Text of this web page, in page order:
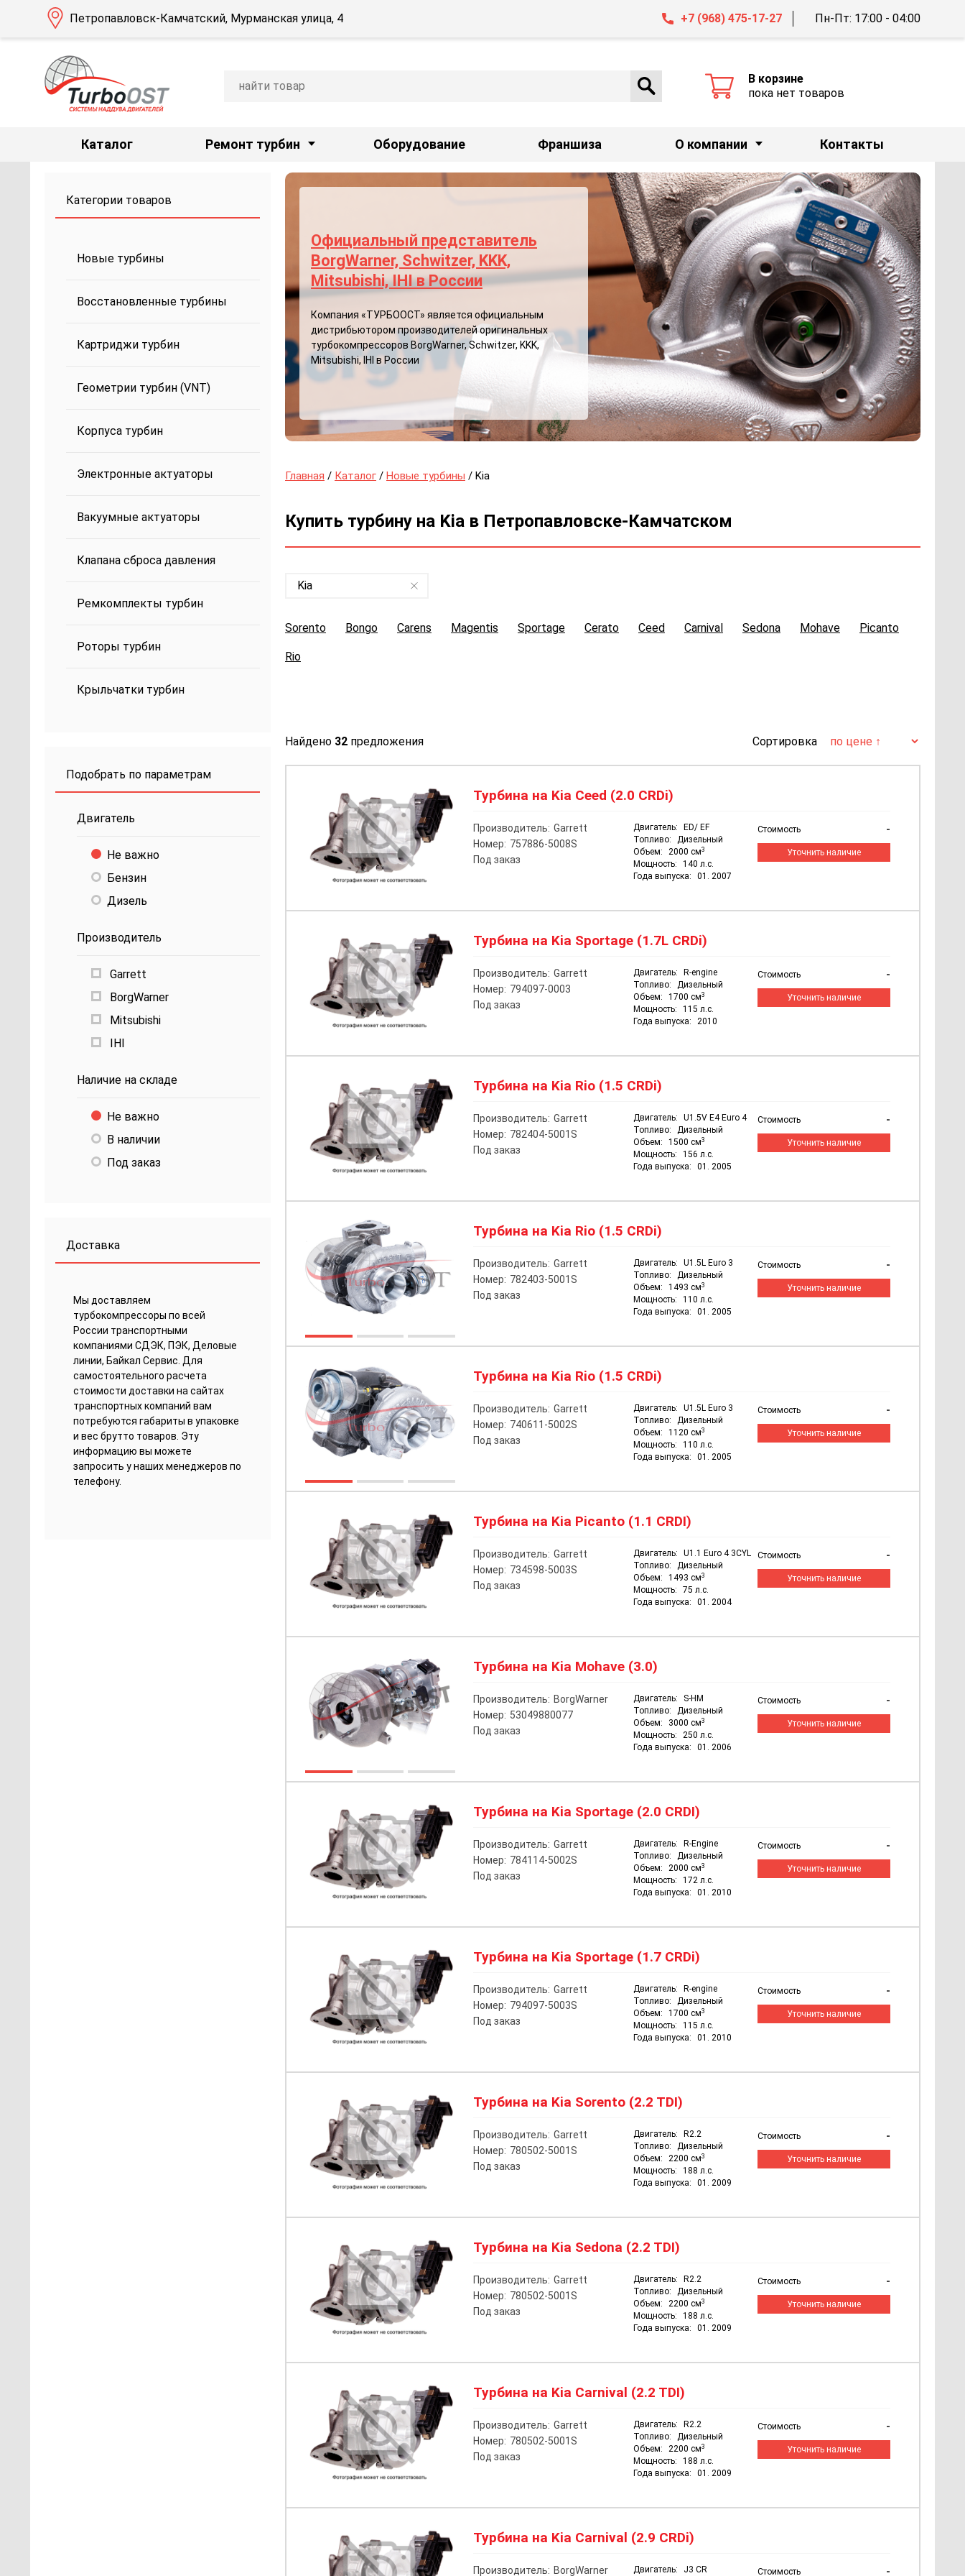
Каталог Ремонт турбин Оборудование Франшиза О компании Контакты
Петропавловск-Камчатский, Мурманская улица, 4 +7 (968) 475-17-27 Пн-Пт: 17:00 - 04:00
В корзине
пока нет товаров
Категории товаров
Новые турбины
Восстановленные турбины
Картриджи турбин
Геометрии турбин (VNT)
Корпуса турбин
Электронные актуаторы
Вакуумные актуаторы
Клапана сброса давления
Ремкомплекты турбин
Роторы турбин
Крыльчатки турбин
Подобрать по параметрам
Двигатель
Не важно
Бензин
Дизель
Производитель
Garrett
BorgWarner
Mitsubishi
IHI
Наличие на складе
Не важно
В наличии
Под заказ
Доставка
Мы доставляем
турбокомпрессоры по всей
России транспортными
компаниями СДЭК, ПЭК, Деловые
линии, Байкал Сервис. Для
самостоятельного расчета
стоимости доставки на сайтах
транспортных компаний вам
потребуются габариты в упаковке
и вес брутто товаров. Эту
информацию вы можете
запросить у наших менеджеров по
телефону.
Официальный представитель
BorgWarner, Schwitzer, KKK,
Mitsubishi, IHI в России
Компания «ТУРБООСТ» является официальным
дистрибьютором производителей оригинальных
турбокомпрессоров BorgWarner, Schwitzer, KKK,
Mitsubishi, IHI в России
Главная / Каталог / Новые турбины / Kia
Купить турбину на Kia в Петропавловске-Камчатском
Kia
Sorento Bongo Carens Magentis Sportage Cerato Ceed Carnival Sedona Mohave Picanto
Rio
Найдено 32 предложения Сортировка
Турбина на Kia Ceed (2.0 CRDi)
Производитель: Garrett
Номер: 757886-5008S
Под заказ
Двигатель:
ED/ EF
Топливо:
Дизельный
Объем:
2000 см3
Мощность:
140 л.с.
Года выпуска:
01. 2007
Стоимость -
Уточнить наличие
Турбина на Kia Sportage (1.7L CRDi)
Производитель: Garrett
Номер: 794097-0003
Под заказ
Двигатель:
R-engine
Топливо:
Дизельный
Объем:
1700 см3
Мощность:
115 л.с.
Года выпуска:
2010
Стоимость -
Уточнить наличие
Турбина на Kia Rio (1.5 CRDi)
Производитель: Garrett
Номер: 782404-5001S
Под заказ
Двигатель:
U1.5V E4 Euro 4
Топливо:
Дизельный
Объем:
1500 см3
Мощность:
156 л.с.
Года выпуска:
01. 2005
Стоимость -
Уточнить наличие
Турбина на Kia Rio (1.5 CRDi)
Производитель: Garrett
Номер: 782403-5001S
Под заказ
Двигатель:
U1.5L Euro 3
Топливо:
Дизельный
Объем:
1493 см3
Мощность:
110 л.с.
Года выпуска:
01. 2005
Стоимость -
Уточнить наличие
Турбина на Kia Rio (1.5 CRDi)
Производитель: Garrett
Номер: 740611-5002S
Под заказ
Двигатель:
U1.5L Euro 3
Топливо:
Дизельный
Объем:
1120 см3
Мощность:
110 л.с.
Года выпуска:
01. 2005
Стоимость -
Уточнить наличие
Турбина на Kia Picanto (1.1 CRDI)
Производитель: Garrett
Номер: 734598-5003S
Под заказ
Двигатель:
U1.1 Euro 4 3CYL
Топливо:
Дизельный
Объем:
1493 см3
Мощность:
75 л.с.
Года выпуска:
01. 2004
Стоимость -
Уточнить наличие
Турбина на Kia Mohave (3.0)
Производитель: BorgWarner
Номер: 53049880077
Под заказ
Двигатель:
S-HM
Топливо:
Дизельный
Объем:
3000 см3
Мощность:
250 л.с.
Года выпуска:
01. 2006
Стоимость -
Уточнить наличие
Турбина на Kia Sportage (2.0 CRDI)
Производитель: Garrett
Номер: 784114-5002S
Под заказ
Двигатель:
R-Engine
Топливо:
Дизельный
Объем:
2000 см3
Мощность:
172 л.с.
Года выпуска:
01. 2010
Стоимость -
Уточнить наличие
Турбина на Kia Sportage (1.7 CRDi)
Производитель: Garrett
Номер: 794097-5003S
Под заказ
Двигатель:
R-engine
Топливо:
Дизельный
Объем:
1700 см3
Мощность:
115 л.с.
Года выпуска:
01. 2010
Стоимость -
Уточнить наличие
Турбина на Kia Sorento (2.2 TDI)
Производитель: Garrett
Номер: 780502-5001S
Под заказ
Двигатель:
R2.2
Топливо:
Дизельный
Объем:
2200 см3
Мощность:
188 л.с.
Года выпуска:
01. 2009
Стоимость -
Уточнить наличие
Турбина на Kia Sedona (2.2 TDI)
Производитель: Garrett
Номер: 780502-5001S
Под заказ
Двигатель:
R2.2
Топливо:
Дизельный
Объем:
2200 см3
Мощность:
188 л.с.
Года выпуска:
01. 2009
Стоимость -
Уточнить наличие
Турбина на Kia Carnival (2.2 TDI)
Производитель: Garrett
Номер: 780502-5001S
Под заказ
Двигатель:
R2.2
Топливо:
Дизельный
Объем:
2200 см3
Мощность:
188 л.с.
Года выпуска:
01. 2009
Стоимость -
Уточнить наличие
Турбина на Kia Carnival (2.9 CRDi)
Производитель: BorgWarner Двигатель: J3 CR Стоимость -